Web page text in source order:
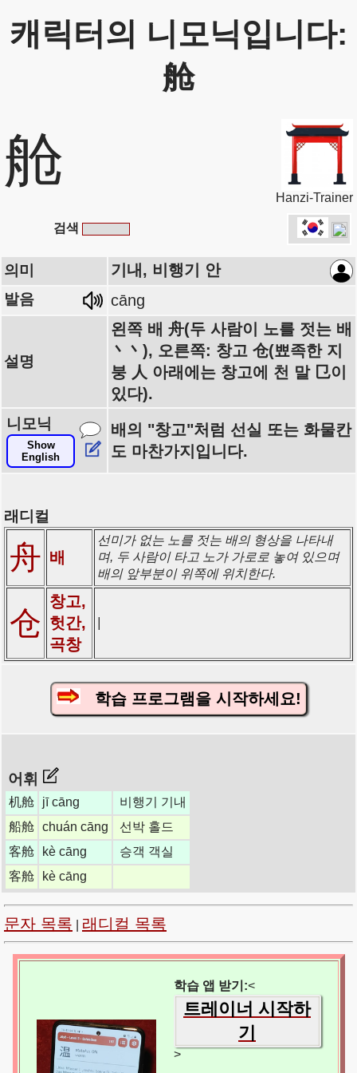
캐릭터의 니모닉입니다:
舱
舱
Hanzi-Trainer
검색
의미 기내, 비행기 안
발음 cāng
설명
왼쪽 배 舟(두 사람이 노를 젓는 배
丶丶), 오른쪽: 창고 仓(뾰족한 지
붕 人 아래에는 창고에 천 말 㔾이
있다).
니모닉
Show
English
배의 "창고"처럼 선실 또는 화물칸
도 마찬가지입니다.
래디컬
舟 배
선미가 없는 노를 젓는 배의 형상을 나타내
며, 두 사람이 타고 노가 가로로 놓여 있으며
배의 앞부분이 위쪽에 위치한다.
仓
창고,
헛간,
곡창
학습 프로그램을 시작하세요!
어휘
机舱 jī cāng
비행기 기내
船舱 chuán cāng
선박 홀드
客舱
kè cāng
승객 객실
客舱
kè cāng
문자 목록 래디컬 목록
학습 앱 받기:<
트레이너 시작하
기
>